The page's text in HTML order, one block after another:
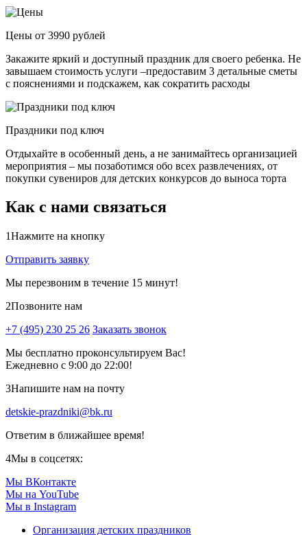
Цены от 3990 рублей
Закажите яркий и доступный праздник для своего ребенка. Не
завышаем стоимость услуги –предоставим 3 детальные сметы
с пояснениями и подскажем, как сократить расходы
Праздники под ключ
Отдыхайте в особенный день, а не занимайтесь организацией
мероприятия – мы позаботимся обо всех развлечениях, от
покупки сувениров для детских конкурсов до выноса торта
Как с нами связаться
1Нажмите на кнопку
Отправить заявку
Мы перезвоним в течение 15 минут!
2Позвоните нам
+7 (495) 230 25 26 Заказать звонок
Мы бесплатно проконсультируем Вас!
Ежедневно с 9:00 до 22:00!
3Напишите нам на почту
detskie-prazdniki@bk.ru
Ответим в ближайшее время!
4Мы в соцсетях:
Мы ВКонтакте
Мы на YouTube
Мы в Instagram
Организация детских праздников